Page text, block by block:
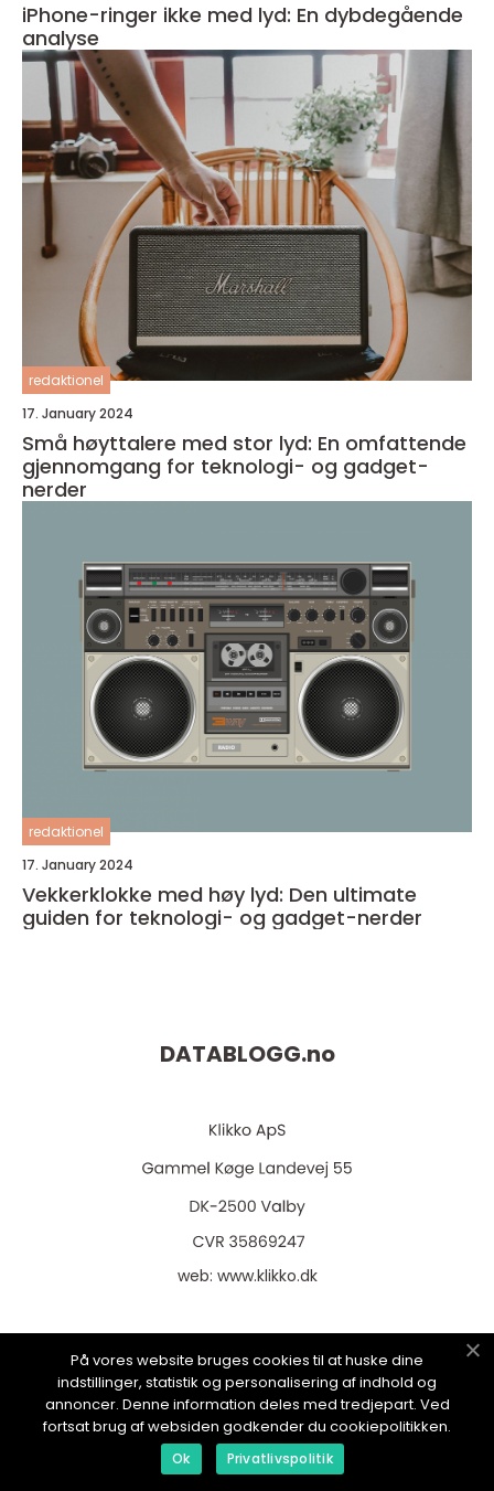
iPhone-ringer ikke med lyd: En dybdegående
analyse
redaktionel
17. January 2024
Små høyttalere med stor lyd: En omfattende
gjennomgang for teknologi- og gadget-
nerder
redaktionel
17. January 2024
Vekkerklokke med høy lyd: Den ultimate
guiden for teknologi- og gadget-nerder
DATABLOGG.no
web: www.klikko.dk
Menu
Reklame
På vores website bruges cookies til at huske dine
indstillinger, statistik og personalisering af indhold og
annoncer. Denne information deles med tredjepart. Ved
fortsat brug af websiden godkender du cookiepolitikken.
Ok Privatlivspolitik